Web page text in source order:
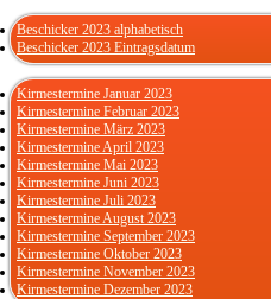
Beschicker 2023 alphabetisch
Beschicker 2023 Eintragsdatum
Kirmestermine Januar 2023
Kirmestermine Februar 2023
Kirmestermine März 2023
Kirmestermine April 2023
Kirmestermine Mai 2023
Kirmestermine Juni 2023
Kirmestermine Juli 2023
Kirmestermine August 2023
Kirmestermine September 2023
Kirmestermine Oktober 2023
Kirmestermine November 2023
Kirmestermine Dezember 2023